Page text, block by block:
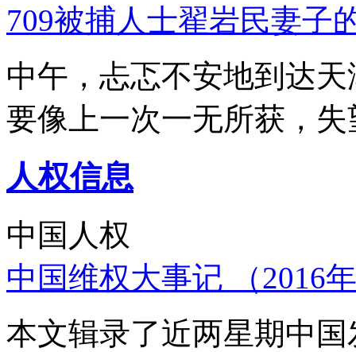
709被捕人士翟岩民妻子
中午，忐忑不安地到达
要像上一次一无所获，
人权信息
中国人权
中国维权大事记 （2016
本文辑录了近两星期中